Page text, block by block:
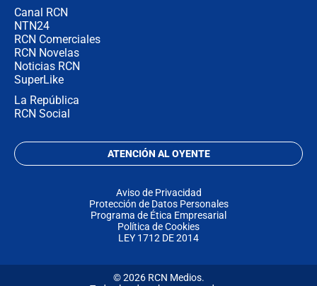
Canal RCN
NTN24
RCN Comerciales
RCN Novelas
Noticias RCN
SuperLike
La República
RCN Social
ATENCIÓN AL OYENTE
Aviso de Privacidad
Protección de Datos Personales
Programa de Ética Empresarial
Política de Cookies
LEY 1712 DE 2014
© 2026 RCN Medios.